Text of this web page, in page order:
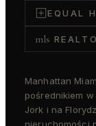
EQUAL
mls
Manhattan
pośrednikiem
Jork i na